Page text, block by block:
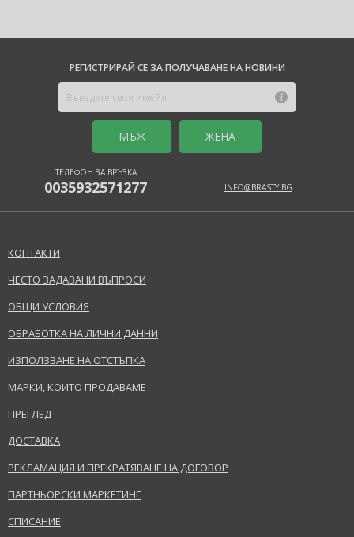
РЕГИСТРИРАЙ СЕ ЗА ПОЛУЧАВАНЕ НА НОВИНИ
MЪЖ ЖЕНА
ТЕЛЕФОН ЗА ВРЪЗКА
0035932571277 INFO@BRASTY.BG
КОНТАКТИ
ЧЕСТО ЗАДАВАНИ ВЪПРОСИ
ОБЩИ УСЛОВИЯ
ОБРАБОТКА НА ЛИЧНИ ДАННИ
ИЗПОЛЗВАНЕ НА ОТСТЪПКА
МАРКИ, КОИТО ПРОДАВАМЕ
ПРЕГЛЕД
ДОСТАВКА
РЕКЛАМАЦИЯ И ПРЕКРАТЯВАНЕ НА ДОГОВОР
ПАРТНЬОРСКИ МАРКЕТИНГ
СПИСАНИЕ